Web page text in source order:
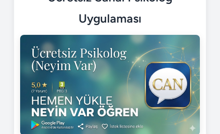
Uygulaması